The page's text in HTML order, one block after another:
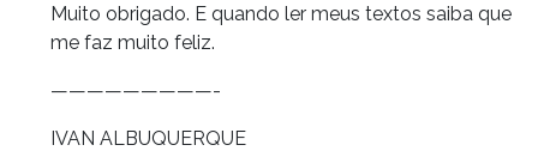
Muito obrigado. E quando ler meus textos saiba que
me faz muito feliz.
—————————-
IVAN ALBUQUERQUE